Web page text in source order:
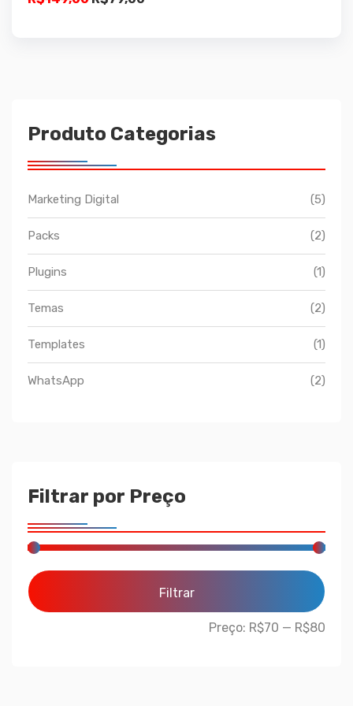
Produto Categorias
Marketing Digital (5)
Packs (2)
Plugins (1)
Temas (2)
Templates (1)
WhatsApp (2)
Filtrar por Preço
Filtrar
Preço: R$70 — R$80